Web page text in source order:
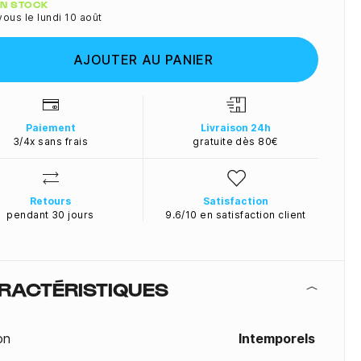
STOCK
le lundi 10 août
AJOUTER AU PANIER
Paiement
3/4x sans frais
Livraison 24h
gratuite dès 80€
Retours
pendant 30 jours
Satisfaction
9.6/10 en satisfaction client
Intemporels